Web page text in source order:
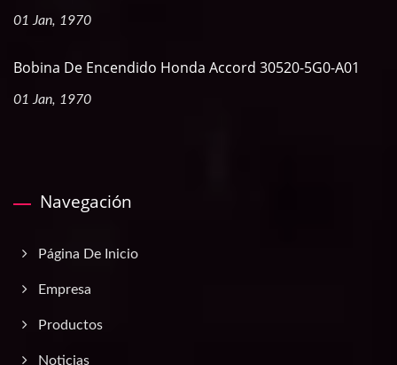
01 Jan, 1970
Bobina De Encendido Honda Accord 30520-5G0-A01
01 Jan, 1970
Navegación
Página De Inicio
Empresa
Productos
Noticias